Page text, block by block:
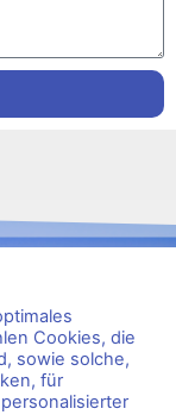
FAQ
Cookies, die
sowie solche,
für